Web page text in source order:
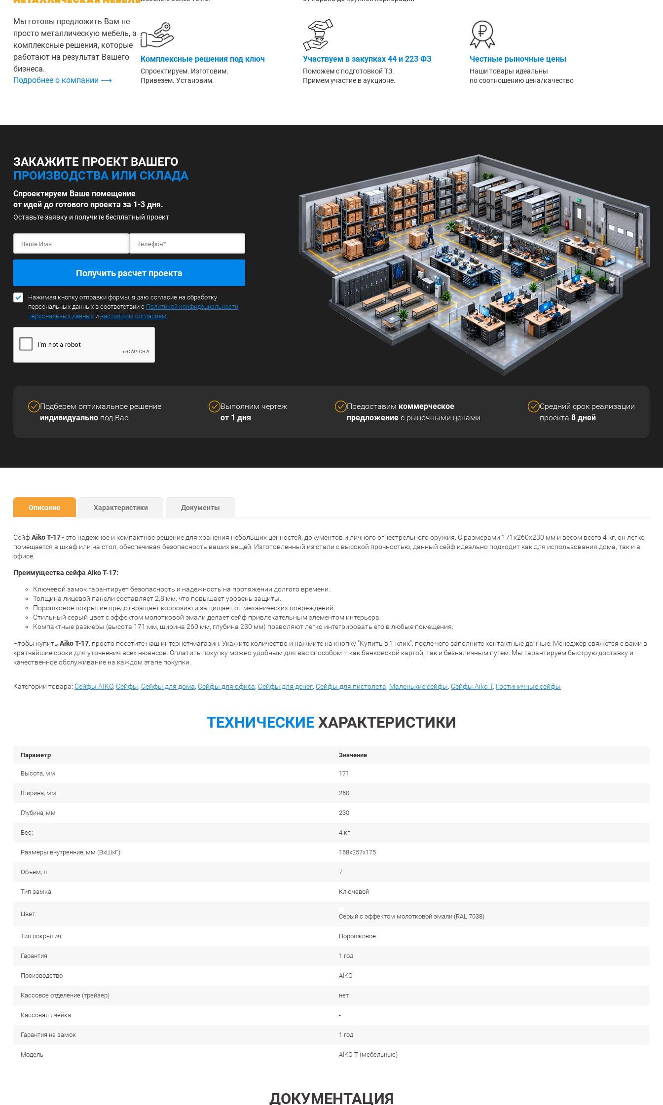
Мы готовы предложить Вам не
просто металлическую мебель, а
комплексные решения, которые
работают на результат Вашего
бизнеса.
Подробнее о компании ⟶
Комплексные решения под ключ
Спроектируем. Изготовим.
Привезем. Установим.
Участвуем в закупках 44 и 223 ФЗ
Поможем с подготовкой ТЗ.
Примем участие в аукционе.
Честные рыночные цены
Наши товары идеальны
по соотношению цена/качество
ЗАКАЖИТЕ ПРОЕКТ ВАШЕГО
ПРОИЗВОДСТВА ИЛИ СКЛАДА
Спроектируем Ваше помещение
от идей до готового проекта за 1-3 дня.
Оставьте заявку и получите бесплатный проект
Получить расчет проекта
Нажимая кнопку отправки формы, я даю согласие на обработку
персональных данных в соответствии с Политикой конфидециальности
персональных данных и настоящим согласием.
Подберем оптимальное решение
индивидуально под Вас
Выполним чертеж
от 1 дня
Предоставим коммерческое
предложениес рыночными ценами
Средний срок реализации
проекта 8 дней
Описание Характеристики Документы
СейфAiko T-17- это надежное и компактное решение для хранения небольших ценностей, документов и личного огнестрельного оружия. С размерами 171x260x230 мм и весом всего 4 кг, он легко
помещается в шкаф или на стол, обеспечивая безопасность ваших вещей. Изготовленный из стали с высокой прочностью, данный сейф идеально подходит как для использования дома, так и в
офисе.
Преимущества сейфа Aiko T-17:
Ключевой замок гарантирует безопасность и надежность на протяжении долгого времени.
Толщина лицевой панели составляет 2,8 мм, что повышает уровень защиты.
Порошковое покрытие предотвращает коррозию и защищает от механических повреждений.
Стильный серый цвет с эффектом молотковой эмали делает сейф привлекательным элементом интерьера.
Компактные размеры (высота 171 мм, ширина 260 мм, глубина 230 мм) позволяют легко интегрировать его в любые помещения.
Чтобы купить Aiko T-17, просто посетите наш интернет-магазин. Укажите количество и нажмите на кнопку "Купить в 1 клик", после чего заполните контактные данные. Менеджер свяжется с вами в
кратчайшие сроки для уточнения всех нюансов. Оплатить покупку можно удобным для вас способом – как банковской картой, так и безналичным путем. Мы гарантируем быструю доставку и
качественное обслуживание на каждом этапе покупки.
Категории товара: Сейфы AIKO, Сейфы, Сейфы для дома, Сейфы для офиса, Сейфы для денег, Сейфы для пистолета, Маленькие сейфы, Сейфы Aiko T, Гостиничные сейфы
ТЕХНИЧЕСКИЕХАРАКТЕРИСТИКИ
Параметр Значение
Высота, мм 171
Ширина, мм 260
Глубина, мм 230
Вес: 4 кг
Размеры внутренние, мм (ВхШхГ) 168x257x175
Объём, л 7
Тип замка Ключевой
Цвет: Серый с эффектом молотковой эмали (RAL 7038)
Тип покрытия: Порошковое
Гарантия 1 год
Производство AIKO
Кассовое отделение (трейзер) нет
Кассовая ячейка -
Гарантия на замок 1 год
Модель AIKO T (мебельные)
ДОКУМЕНТАЦИЯ